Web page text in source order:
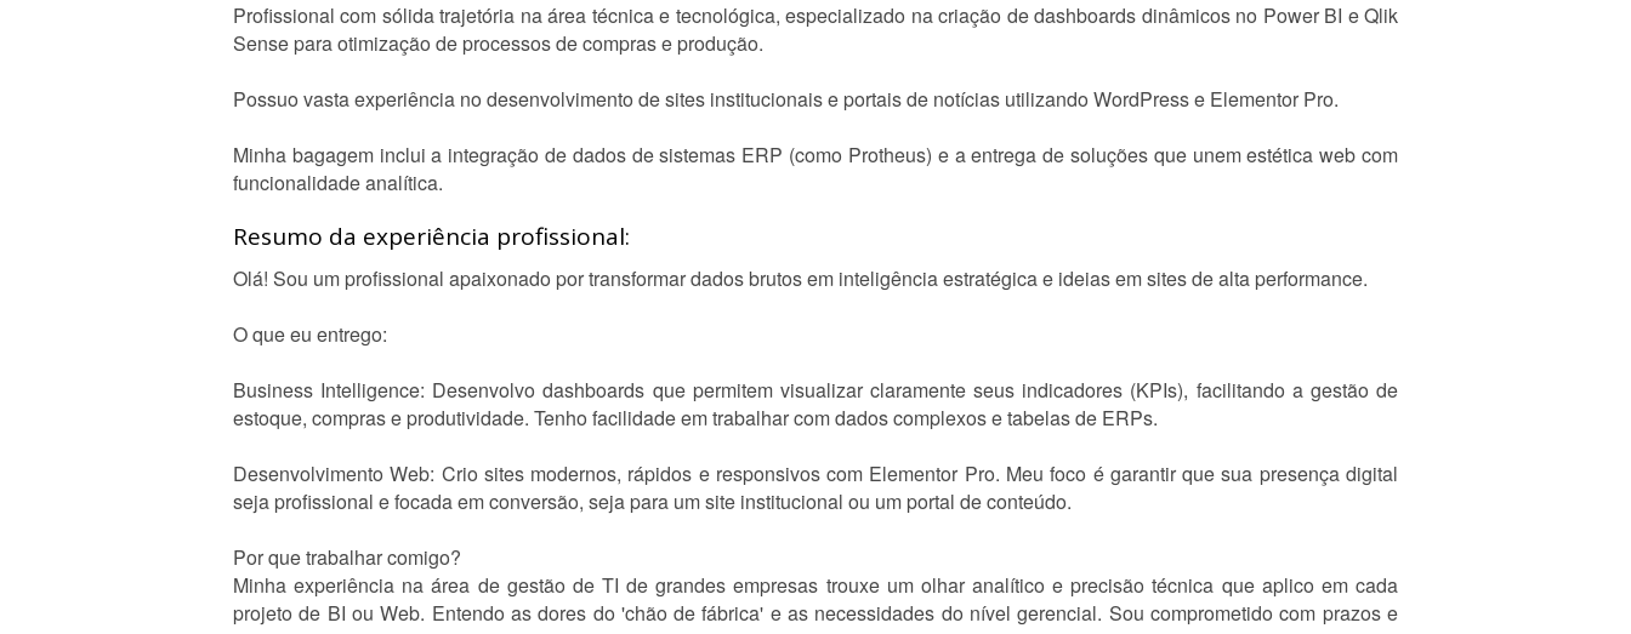
Profissional com sólida trajetória na área técnica e tecnológica, especializado na criação de dashboards dinâmicos no Power BI e Qlik
Sense para otimização de processos de compras e produção.
Possuo vasta experiência no desenvolvimento de sites institucionais e portais de notícias utilizando WordPress e Elementor Pro.
Minha bagagem inclui a integração de dados de sistemas ERP (como Protheus) e a entrega de soluções que unem estética web com
funcionalidade analítica.
Resumo da experiência profissional:
Olá! Sou um profissional apaixonado por transformar dados brutos em inteligência estratégica e ideias em sites de alta performance.
O que eu entrego:
Business Intelligence: Desenvolvo dashboards que permitem visualizar claramente seus indicadores (KPIs), facilitando a gestão de
estoque, compras e produtividade. Tenho facilidade em trabalhar com dados complexos e tabelas de ERPs.
Desenvolvimento Web: Crio sites modernos, rápidos e responsivos com Elementor Pro. Meu foco é garantir que sua presença digital
seja profissional e focada em conversão, seja para um site institucional ou um portal de conteúdo.
Por que trabalhar comigo?
Minha experiência na área de gestão de TI de grandes empresas trouxe um olhar analítico e precisão técnica que aplico em cada
projeto de BI ou Web. Entendo as dores do 'chão de fábrica' e as necessidades do nível gerencial. Sou comprometido com prazos e